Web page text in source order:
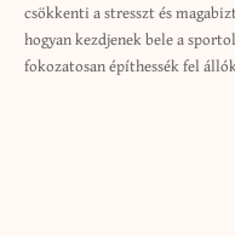
csökkenti a stresszt és
hogyan kezdjenek bele a
fokozatosan építhessék fel